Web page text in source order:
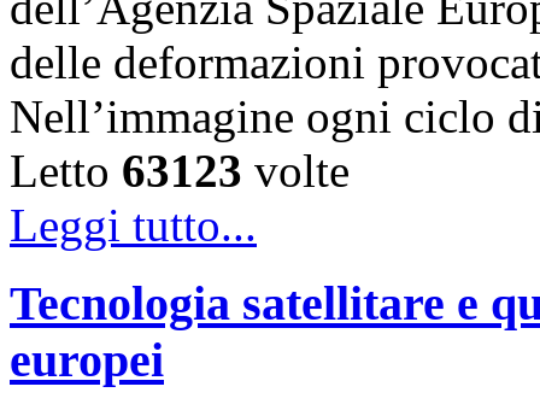
delle deformazioni
Nell’immagine ogni ciclo
Letto 63123 volte
Leggi tutto...
Tecnologia satellitare e
europei